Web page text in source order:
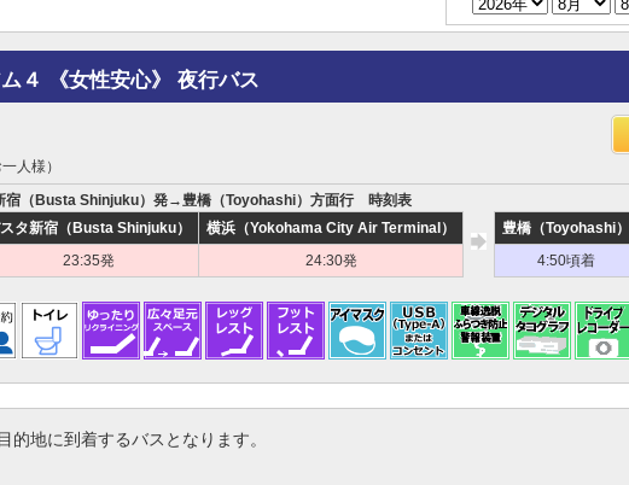
４ 《女性安心》 夜行バス
人様）
宿（Busta Shinjuku）発→豊橋（Toyohashi）方面行 時刻表
タ新宿（Busta Shinjuku） 横浜（Yokohama City Air Terminal） 豊橋（Toyohashi）
23:35発 24:30発 4:50頃着
的地に到着するバスとなります。